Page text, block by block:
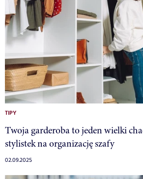
TIPY
Twoja garderoba to jeden wielki
stylistek na organizację szafy
02.09.2025